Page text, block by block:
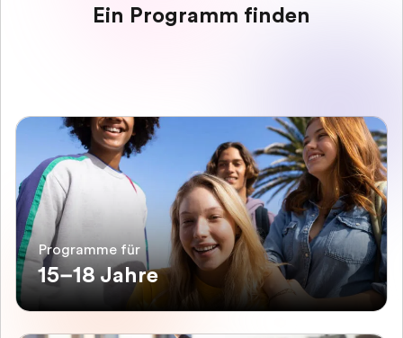
Ein Programm finden
Programme für
15–18 Jahre